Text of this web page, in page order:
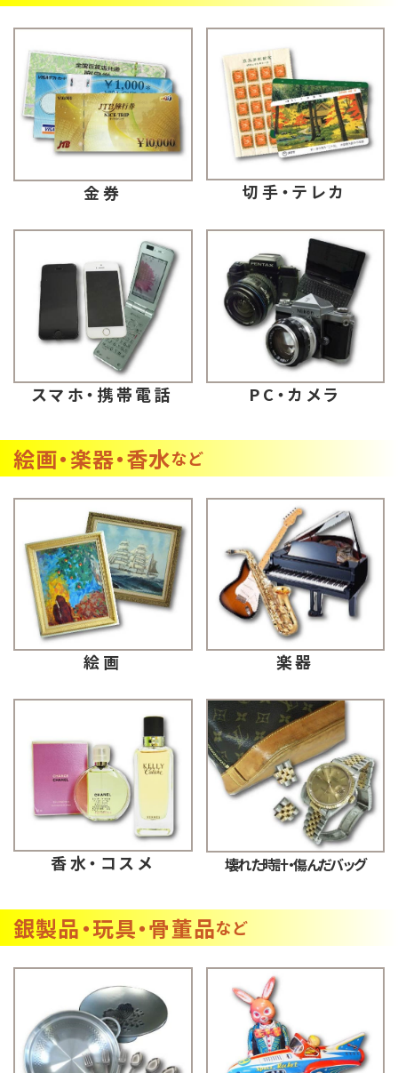
金券 切手・テレカ
スマホ・携帯電話 PC・カメラ
絵画・楽器・香水など
絵画 楽器
香水・コスメ 壊れた時計・傷んだバッグ
銀製品・玩具・骨董品など